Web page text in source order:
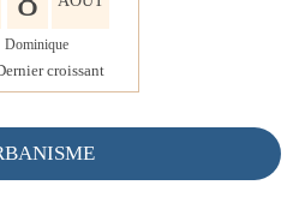
Dominique
croissant